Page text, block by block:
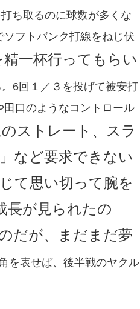
ち取るのに球数が多くな
フトバンク打線をねじ伏
一杯行ってもらい
6回１／３を投げて被安打
口のようなコントロール
ストレート、スラ
など要求できない
て思い切って腕を
長が見られたの
だが、まだまだ夢
を表せば、後半戦のヤクル